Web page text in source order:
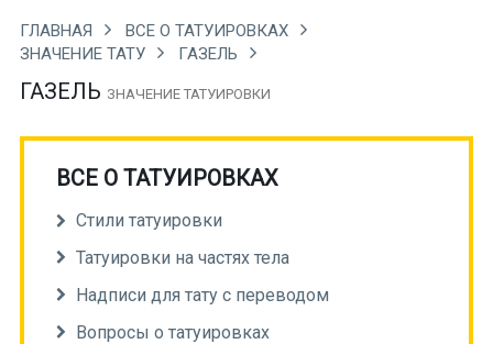
ГЛАВНАЯ
ВСЕ О ТАТУИРОВКАХ
ЗНАЧЕНИЕ ТАТУ
ГАЗЕЛЬ
ГАЗЕЛЬ ЗНАЧЕНИЕ ТАТУИРОВКИ
ВСЕ О ТАТУИРОВКАХ
Стили татуировки
Татуировки на частях тела
Надписи для тату с переводом
Вопросы о татуировках